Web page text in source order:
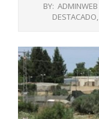
BY: ADMINWEB
DESTACADO,